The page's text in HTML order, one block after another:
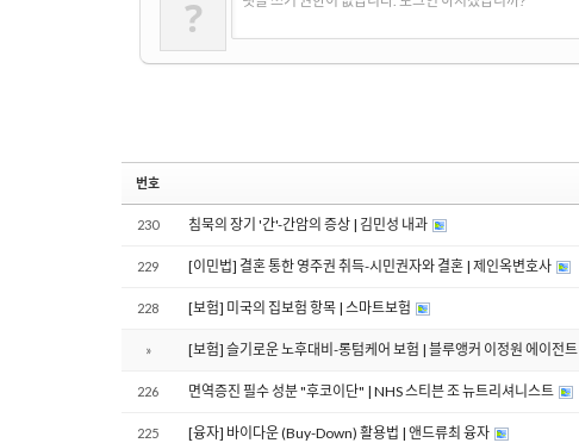
?
번호
230 침묵의 장기 '간'-간암의 증상 | 김민성 내과
229 [이민법] 결혼 통한 영주권 취득-시민권자와 결혼 | 제인옥변호사
228 [보험] 미국의 집보험 항목 | 스마트보험
» [보험] 슬기로운 노후대비-롱텀케어 보험 | 블루앵커 이정원 에이전트
226 면역증진 필수 성분 "후코이단" | NHS 스티븐 조 뉴트리셔니스트
225 [융자] 바이다운 (Buy-Down) 활용법 | 앤드류최 융자